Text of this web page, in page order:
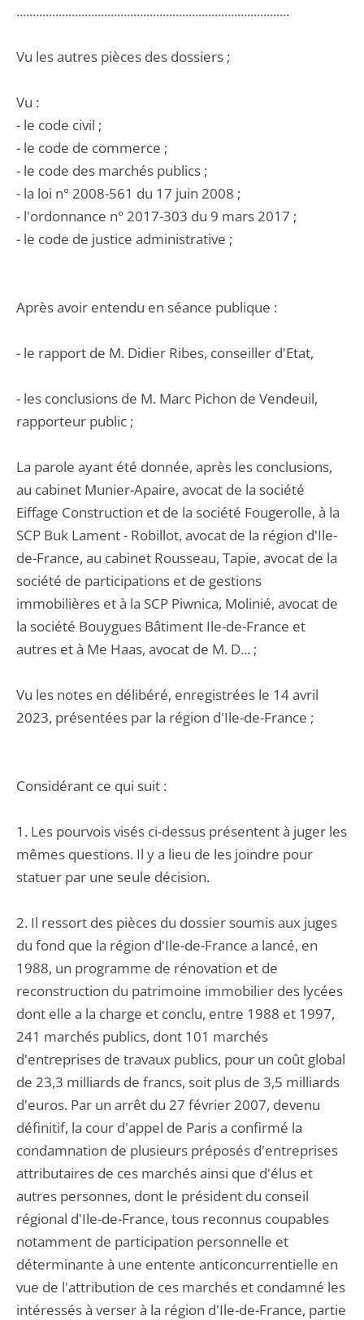
....................................................................................
Vu les autres pièces des dossiers ;
Vu :
- le code civil ;
- le code de commerce ;
- le code des marchés publics ;
- la loi n° 2008-561 du 17 juin 2008 ;
- l'ordonnance n° 2017-303 du 9 mars 2017 ;
- le code de justice administrative ;
Après avoir entendu en séance publique :
- le rapport de M. Didier Ribes, conseiller d'Etat,
- les conclusions de M. Marc Pichon de Vendeuil,
rapporteur public ;
La parole ayant été donnée, après les conclusions,
au cabinet Munier-Apaire, avocat de la société
Eiffage Construction et de la société Fougerolle, à la
SCP Buk Lament - Robillot, avocat de la région d'Ile-
de-France, au cabinet Rousseau, Tapie, avocat de la
société de participations et de gestions
immobilières et à la SCP Piwnica, Molinié, avocat de
la société Bouygues Bâtiment Ile-de-France et
autres et à Me Haas, avocat de M. D... ;
Vu les notes en délibéré, enregistrées le 14 avril
2023, présentées par la région d'Ile-de-France ;
Considérant ce qui suit :
1. Les pourvois visés ci-dessus présentent à juger les
mêmes questions. Il y a lieu de les joindre pour
statuer par une seule décision.
2. Il ressort des pièces du dossier soumis aux juges
du fond que la région d'Ile-de-France a lancé, en
1988, un programme de rénovation et de
reconstruction du patrimoine immobilier des lycées
dont elle a la charge et conclu, entre 1988 et 1997,
241 marchés publics, dont 101 marchés
d'entreprises de travaux publics, pour un coût global
de 23,3 milliards de francs, soit plus de 3,5 milliards
d'euros. Par un arrêt du 27 février 2007, devenu
définitif, la cour d'appel de Paris a confirmé la
condamnation de plusieurs préposés d'entreprises
attributaires de ces marchés ainsi que d'élus et
autres personnes, dont le président du conseil
régional d'Ile-de-France, tous reconnus coupables
notamment de participation personnelle et
déterminante à une entente anticoncurrentielle en
vue de l'attribution de ces marchés et condamné les
intéressés à verser à la région d'Ile-de-France, partie